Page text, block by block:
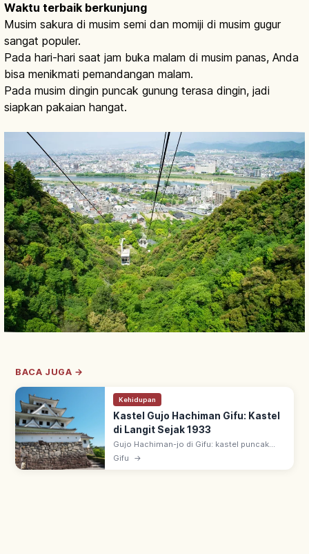
Waktu terbaik berkunjung
Musim sakura di musim semi dan momiji di musim gugur
sangat populer.
Pada hari-hari saat jam buka malam di musim panas, Anda
bisa menikmati pemandangan malam.
Pada musim dingin puncak gunung terasa dingin, jadi
siapkan pakaian hangat.
BACA JUGA →
Kehidupan
Kastel Gujo Hachiman Gifu: Kastel
di Langit Sejak 1933
Gujo Hachiman-jo di Gifu: kastel puncak
Hachimanyama, dijuluki 'kastel di langit'.
Gifu →